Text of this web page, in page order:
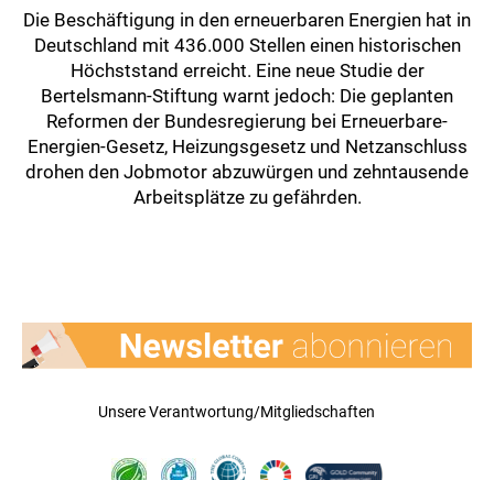
Die Beschäftigung in den erneuerbaren Energien hat in
Deutschland mit 436.000 Stellen einen historischen
Höchststand erreicht. Eine neue Studie der
Bertelsmann-Stiftung warnt jedoch: Die geplanten
Reformen der Bundesregierung bei Erneuerbare-
Energien-Gesetz, Heizungsgesetz und Netzanschluss
drohen den Jobmotor abzuwürgen und zehntausende
Arbeitsplätze zu gefährden.
Unsere Verantwortung/Mitgliedschaften